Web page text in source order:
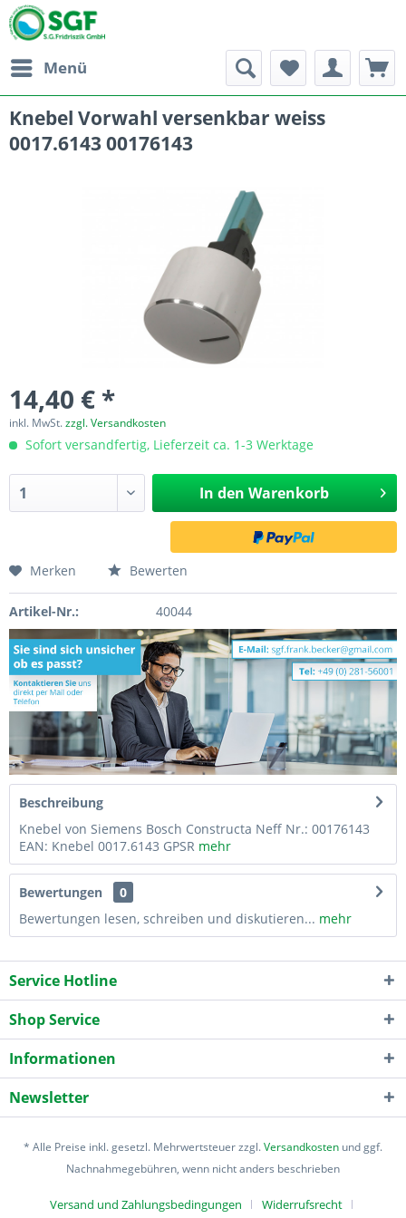
Menü
Knebel Vorwahl versenkbar weiss
0017.6143 00176143
14,40 € *
inkl. MwSt.zzgl. Versandkosten
Sofort versandfertig, Lieferzeit ca. 1-3 Werktage
In den Warenkorb
Merken Bewerten
Artikel-Nr.: 40044
Beschreibung
Knebel von Siemens Bosch Constructa Neff Nr.: 00176143
EAN: Knebel 0017.6143 GPSR mehr
Bewertungen
0
Bewertungen lesen, schreiben und diskutieren... mehr
Service Hotline
Shop Service
Informationen
Newsletter
* Alle Preise inkl. gesetzl. Mehrwertsteuer zzgl.Versandkosten und ggf.
Nachnahmegebühren, wenn nicht anders beschrieben
Versand und Zahlungsbedingungen Widerrufsrecht